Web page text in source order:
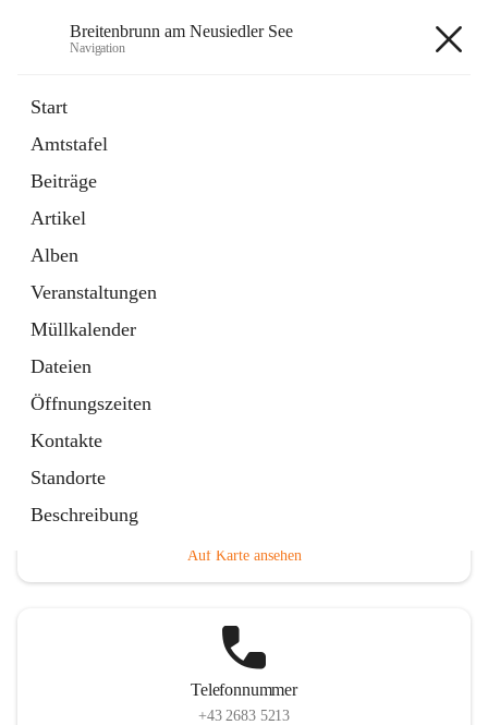
Breitenbrunn am Neusiedler See
Navigation
Start
Amtstafel
Beiträge
Artikel
Alben
Veranstaltungen
Müllkalender
Dateien
Öffnungszeiten
Kontakte
Standorte
Beschreibung
18 Schnellzugriffe
Gemeindeservice
Auf Karte ansehen
Telefonnummer
+43 2683 5213